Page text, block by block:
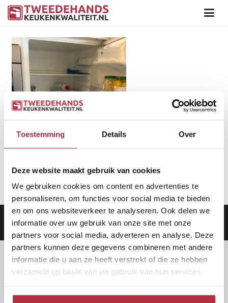
Toestemming Details Over
Deze website maakt gebruik van cookies
We gebruiken cookies om content en advertenties te
personaliseren, om functies voor social media te bieden
en om ons websiteverkeer te analyseren. Ook delen we
informatie over uw gebruik van onze site met onze
partners voor social media, adverteren en analyse. Deze
partners kunnen deze gegevens combineren met andere
informatie die u aan ze heeft verstrekt of die ze hebben
verzameld op basis van uw gebruik van hun services.
Aanbod| Keukens |Levering|Garantie|Privacy Beleid